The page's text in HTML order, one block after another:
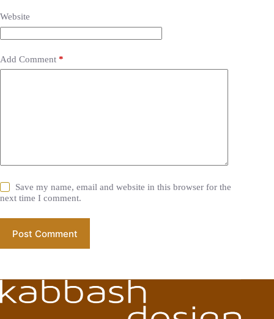
Website
Add Comment *
Save my name, email and website in this browser for the
next time I comment.
Post Comment